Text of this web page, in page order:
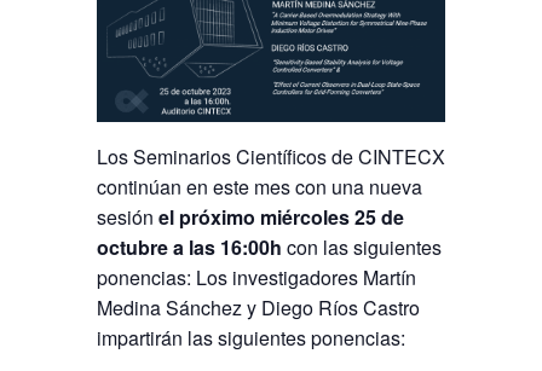
Los Seminarios Científicos de CINTECX
continúan en este mes con una nueva
sesión el próximo miércoles 25 de
octubre a las 16:00h con las siguientes
ponencias: Los investigadores Martín
Medina Sánchez y Diego Ríos Castro
impartirán las siguientes ponencias: